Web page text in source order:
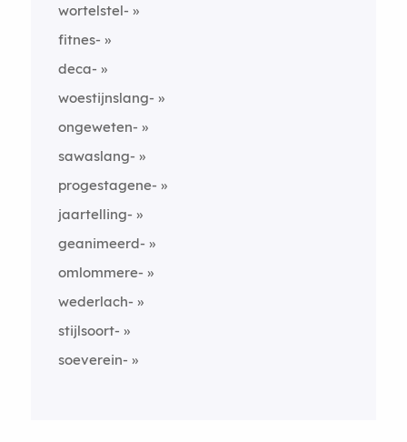
wortelstel-
fitnes-
deca-
woestijnslang-
ongeweten-
sawaslang-
progestagene-
jaartelling-
geanimeerd-
omlommere-
wederlach-
stijlsoort-
soeverein-